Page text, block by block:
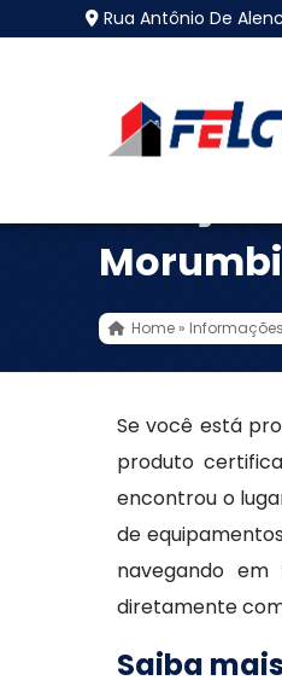
Rua Antônio De
Morumbi
Home » Informações
Se você está
produto
encontrou o
de
navegando
diretamente
Saiba